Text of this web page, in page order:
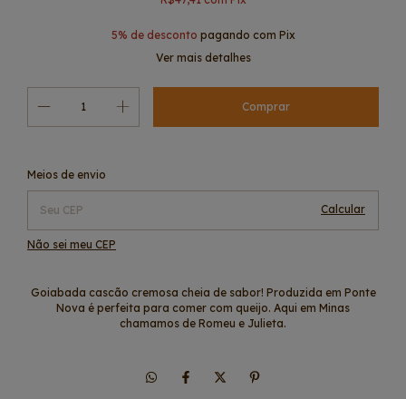
5% de desconto pagando com Pix
Ver mais detalhes
Entregas para o CEP:
Meios de envio
Calcular
Não sei meu CEP
Goiabada cascão cremosa cheia de sabor! Produzida em Ponte
Nova é perfeita para comer com queijo. Aqui em Minas
chamamos de Romeu e Julieta.